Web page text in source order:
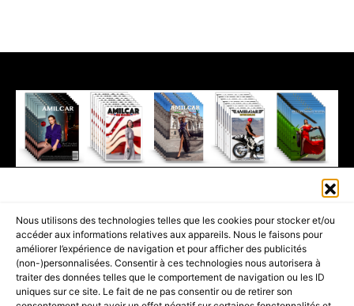
Nous utilisons des technologies telles que les cookies pour stocker et/ou
accéder aux informations relatives aux appareils. Nous le faisons pour
améliorer l’expérience de navigation et pour afficher des publicités
(non-)personnalisées. Consentir à ces technologies nous autorisera à
traiter des données telles que le comportement de navigation ou les ID
uniques sur ce site. Le fait de ne pas consentir ou de retirer son
PART OF THEAMILCAR MAGAZINE GROUP.EDITOR - ADVERTISING
AGENCE MEDIANE.
ACCUEIL BEST OF LUXE
35 MAGAZINES
SHOPPING & CONCIERGERIE
Voyages Contact